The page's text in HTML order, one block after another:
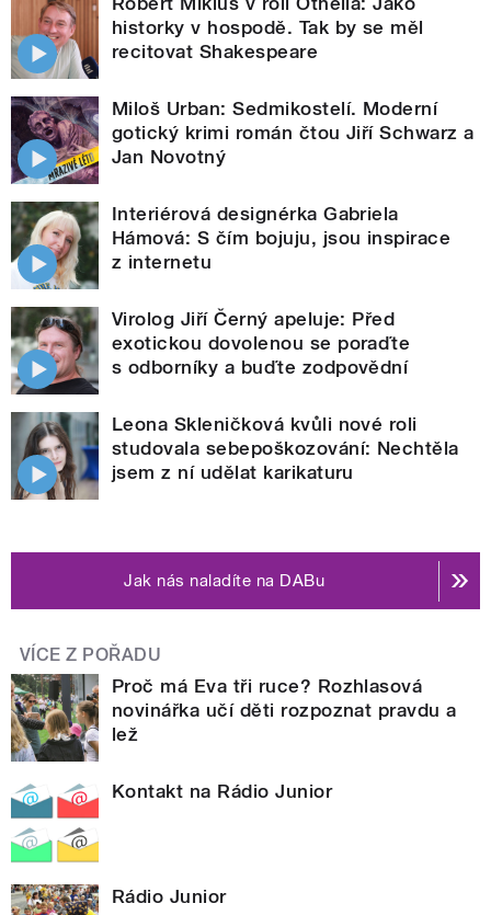
historky v hospodě. Tak by se měl
recitovat Shakespeare
Miloš Urban: Sedmikostelí. Moderní
gotický krimi román čtou Jiří Schwarz a
Jan Novotný
Interiérová designérka Gabriela
Hámová: S čím bojuju, jsou inspirace
z internetu
Virolog Jiří Černý apeluje: Před
exotickou dovolenou se poraďte
s odborníky a buďte zodpovědní
Leona Skleničková kvůli nové roli
studovala sebepoškozování: Nechtěla
jsem z ní udělat karikaturu
Jak nás naladíte na DABu
VÍCE Z POŘADU
Proč má Eva tři ruce? Rozhlasová
novinářka učí děti rozpoznat pravdu a
lež
Kontakt na Rádio Junior
Rádio Junior